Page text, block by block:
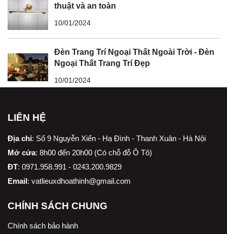
thuật và an toàn
10/01/2024
Đèn Trang Trí Ngoại Thất Ngoài Trời - Đèn
Ngoại Thất Trang Trí Đẹp
10/01/2024
LIÊN HỆ
Địa chỉ: Số 9 Nguyễn Xiển - Hạ Đình - Thanh Xuân - Hà Nội
Mở cửa: 8h00 đến 20h00 (Có chỗ đỗ Ô Tô)
ĐT: 0971.958.991 - 0243.200.9829
Email: vatlieuxdhoathinh@gmail.com
CHÍNH SÁCH CHUNG
Chính sách bảo hành